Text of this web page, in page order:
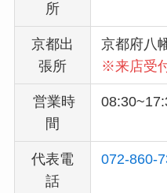
所
京都出
張所
京都府八
※来店受
営業時
間
代表電
話
072-860-